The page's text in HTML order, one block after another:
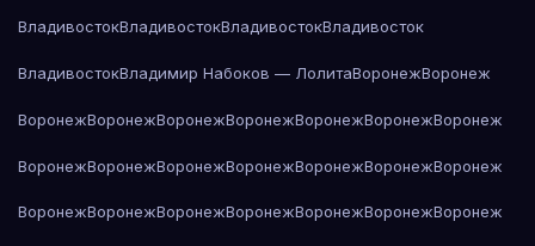
ВладивостокВладивостокВладивостокВладивосток
ВладивостокВладимир Набоков — ЛолитаВоронежВоронеж
ВоронежВоронежВоронежВоронежВоронежВоронежВоронеж
ВоронежВоронежВоронежВоронежВоронежВоронежВоронеж
ВоронежВоронежВоронежВоронежВоронежВоронежВоронеж